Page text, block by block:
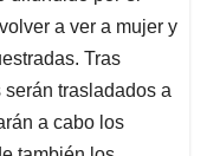
a ver a mujer y
Tras
trasladados a
a cabo los